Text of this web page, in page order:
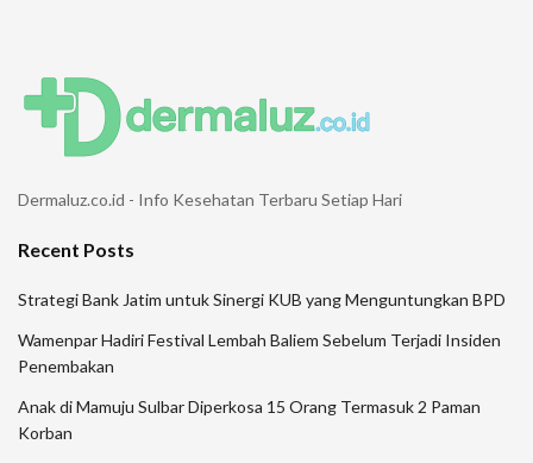
Dermaluz.co.id - Info Kesehatan Terbaru Setiap Hari
Recent Posts
Strategi Bank Jatim untuk Sinergi KUB yang Menguntungkan BPD
Wamenpar Hadiri Festival Lembah Baliem Sebelum Terjadi Insiden
Penembakan
Anak di Mamuju Sulbar Diperkosa 15 Orang Termasuk 2 Paman
Korban